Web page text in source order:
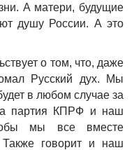
А матери, будущие
душу России. А это
о том, что, даже
Русский дух. Мы
в любом случае за
партия КПРФ и наш
мы все вместе
говорит и наш